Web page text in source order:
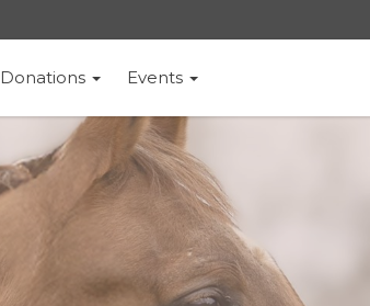
Donations Events